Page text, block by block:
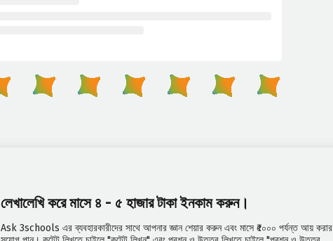
লেখালেখি করে মাসে ৪ - ৫ হাজার টাকা ইনকাম করুন।
Ask 3schools এর ব্যবহারকারীদের সাথে আপনার জ্ঞান শেয়ার করুন এবং মাসে ₹৫০০০ পর্যন্ত আয় করার